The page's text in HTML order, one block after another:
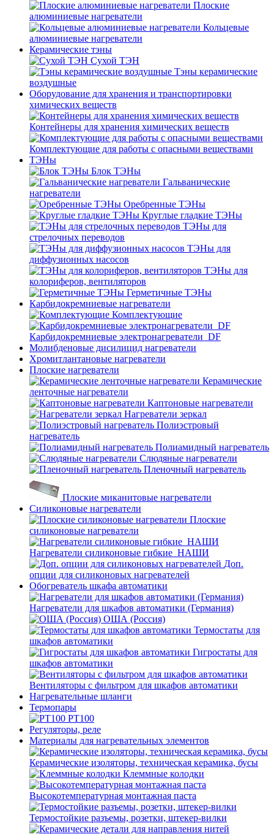
Плоские
алюминиевые нагреватели
Кольцевые
алюминиевые нагреватели
Керамические тэны
Сухой ТЭН
Тэны керамические
воздушные
Оборудование для хранения и транспортировки
химических веществ
Контейнеры для хранения химических веществ
Комплектующие для работы с опасными веществами
ТЭНы
Блок ТЭНы
Гальванические
нагреватели
Оребренные ТЭНы
Круглые гладкие ТЭНы
ТЭНы для
стрелочных переводов
ТЭНы для
диффузионных насосов
ТЭНы для
колориферов, вентиляторов
Герметичные ТЭНы
Карбидокремниевые нагреватели
Комплектующие
Карбидокремниевые электронагреватели_DF
Молибденовые дисилицид нагреватели
Хромитлантановые нагреватели
Плоские нагреватели
Керамические
ленточные нагреватели
Каптоновые нагреватели
Нагреватели зеркал
Полиэстровый
нагреватель
Полиамидный нагреватель
Слюдяные нагреватели
Пленочный нагреватель
Плоские миканитовые нагреватели
Силиконовые нагреватели
Плоские
силиконовые нагреватели
Нагреватели силиконовые гибкие_НАШИ
Доп.
опции для силиконовых нагревателей
Обогреватель шкафа автоматики
Нагреватели для шкафов автоматики (Германия)
ОША (Россия)
Термостаты для
шкафов автоматики
Гигростаты для
шкафов автоматики
Вентиляторы с фильтром для шкафов автоматики
Нагревательные шланги
Термопары
PT100
Регуляторы, реле
Материалы для нагревательных элементов
Керамические изоляторы, техническая керамика, бусы
Клеммные колодки
Высокотемпературная монтажная паста
Термостойкие разъемы, розетки, штекер-вилки